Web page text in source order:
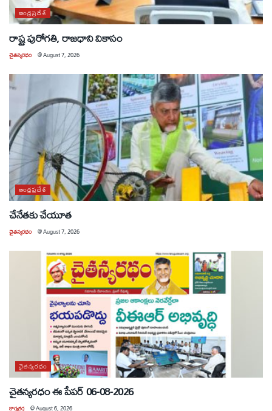
ఆంధ్రప్రదేశ్
రాష్ట్ర పురోగతి, రాజధాని వికాసం
చైతన్యరధం @August 7, 2026
ఆంధ్రప్రదేశ్
చేనేతకు చేయూత
చైతన్యరధం @August 7, 2026
చైతన్యరధం
చైతన్యరధం ఈ పేపర్ 06-08-2026
కార్యకర్త @August 6, 2026